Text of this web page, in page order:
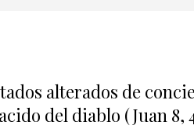
alterados de
del diablo (Juan 8,